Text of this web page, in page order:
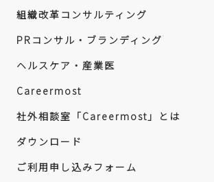
組織改革コンサルティング
PRコンサル・ブランディング
ヘルスケア・産業医
Careermost
社外相談室「Careermost」とは
ダウンロード
ご利用申し込みフォーム